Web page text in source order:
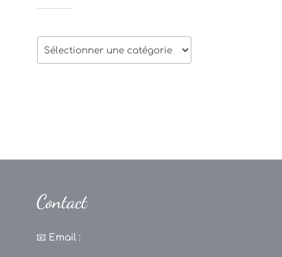
Thèmes
des
Contact
📧 Email :